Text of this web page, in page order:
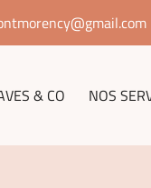
& CO NOS